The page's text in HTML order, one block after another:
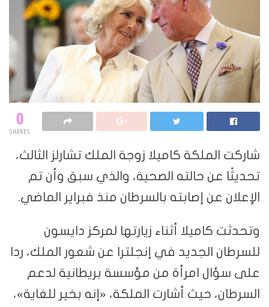
0
SHARES
شاركت الملكة كاميلا زوجة الملك تشارلز الثالث،
تحديثًا عن حالته الصحية، والذي سبق وأن تم
الإعلان عن إصابته بالسرطان منذ فبراير الماضي.
وتحدثت كاميلا أثناء زيارتها لمركز دايسون
للسرطان الجديد في إنجلترا عن شعور الملك، ردا
على سؤال امرأة من مؤسسة بريطانية لدعم
السرطان، حيث أشارت الملكة، «إنه بخير للغاية»،